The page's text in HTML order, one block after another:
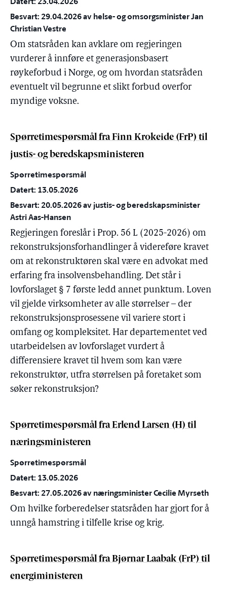
Besvart: 29.04.2026 av helse- og omsorgsminister Jan
Christian Vestre
Om statsråden kan avklare om regjeringen
vurderer å innføre et generasjonsbasert
røykeforbud i Norge, og om hvordan statsråden
eventuelt vil begrunne et slikt forbud overfor
myndige voksne.
Spørretimespørsmål fra Finn Krokeide (FrP) til
justis- og beredskapsministeren
Spørretimespørsmål
Datert: 13.05.2026
Besvart: 20.05.2026 av justis- og beredskapsminister
Astri Aas-Hansen
Regjeringen foreslår i Prop. 56 L (2025-2026) om
rekonstruksjonsforhandlinger å videreføre kravet
om at rekonstruktøren skal være en advokat med
erfaring fra insolvensbehandling. Det står i
lovforslaget § 7 første ledd annet punktum. Loven
vil gjelde virksomheter av alle størrelser – der
rekonstruksjonsprosessene vil variere stort i
omfang og kompleksitet. Har departementet ved
utarbeidelsen av lovforslaget vurdert å
differensiere kravet til hvem som kan være
rekonstruktør, utfra størrelsen på foretaket som
søker rekonstruksjon?
Spørretimespørsmål fra Erlend Larsen (H) til
næringsministeren
Spørretimespørsmål
Datert: 13.05.2026
Besvart: 27.05.2026 av næringsminister Cecilie Myrseth
Om hvilke forberedelser statsråden har gjort for å
unngå hamstring i tilfelle krise og krig.
Spørretimespørsmål fra Bjørnar Laabak (FrP) til
energiministeren